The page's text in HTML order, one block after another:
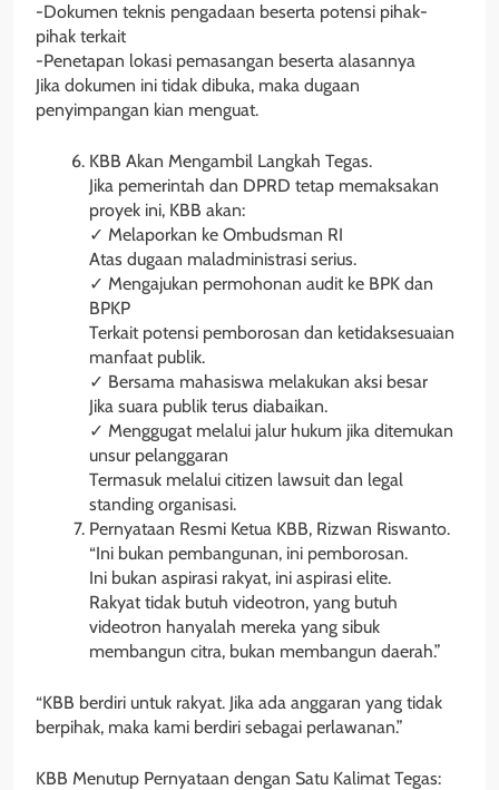
-Dokumen teknis pengadaan beserta potensi pihak-
pihak terkait
-Penetapan lokasi pemasangan beserta alasannya
Jika dokumen ini tidak dibuka, maka dugaan
penyimpangan kian menguat.
KBB Akan Mengambil Langkah Tegas.
Jika pemerintah dan DPRD tetap memaksakan
proyek ini, KBB akan:
✓ Melaporkan ke Ombudsman RI
Atas dugaan maladministrasi serius.
✓ Mengajukan permohonan audit ke BPK dan
BPKP
Terkait potensi pemborosan dan ketidaksesuaian
manfaat publik.
✓ Bersama mahasiswa melakukan aksi besar
Jika suara publik terus diabaikan.
✓ Menggugat melalui jalur hukum jika ditemukan
unsur pelanggaran
Termasuk melalui citizen lawsuit dan legal
standing organisasi.
Pernyataan Resmi Ketua KBB, Rizwan Riswanto.
“Ini bukan pembangunan, ini pemborosan.
Ini bukan aspirasi rakyat, ini aspirasi elite.
Rakyat tidak butuh videotron, yang butuh
videotron hanyalah mereka yang sibuk
membangun citra, bukan membangun daerah.”
“KBB berdiri untuk rakyat. Jika ada anggaran yang tidak
berpihak, maka kami berdiri sebagai perlawanan.”
KBB Menutup Pernyataan dengan Satu Kalimat Tegas: